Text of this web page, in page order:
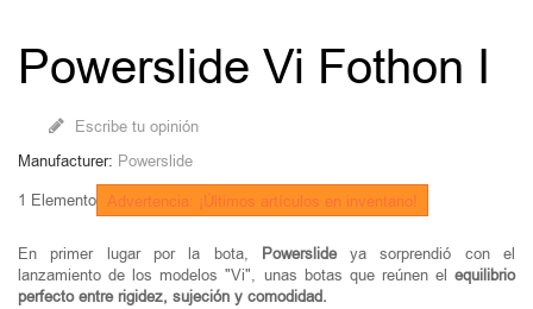
Powerslide Vi Fothon I
Escribe tu opinión
Manufacturer: Powerslide
1 Elemento Advertencia: ¡Últimos artículos en inventario!
En primer lugar por la bota, Powerslideya sorprendió con el
lanzamiento de los modelos "Vi", unas botas que reúnen el equilibrio
perfecto entre rigidez, sujeción y comodidad.